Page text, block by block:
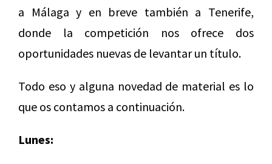
a Málaga y en breve también a Tenerife,
donde la competición nos ofrece dos
oportunidades nuevas de levantar un título.
Todo eso y alguna novedad de material es lo
que os contamos a continuación.
Lunes: